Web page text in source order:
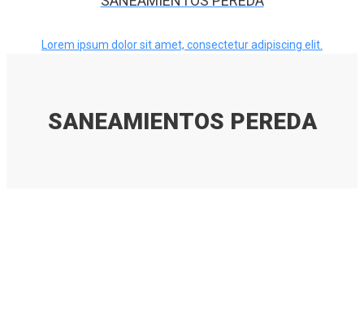
Lorem ipsum dolor sit amet, consectetur adipiscing elit.
SANEAMIENTOS PEREDA